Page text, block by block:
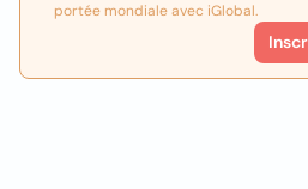
portée mondiale avec iGlobal.